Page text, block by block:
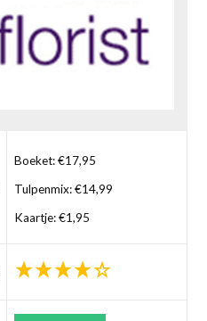
Boeket: €17,95
Tulpenmix: €14,99
Kaartje: €1,95